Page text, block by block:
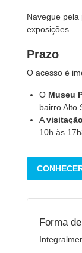
Navegue
exposições
Prazo
O acesso é
O Museu
bairro Alto
Avisitação
10h às
Forma